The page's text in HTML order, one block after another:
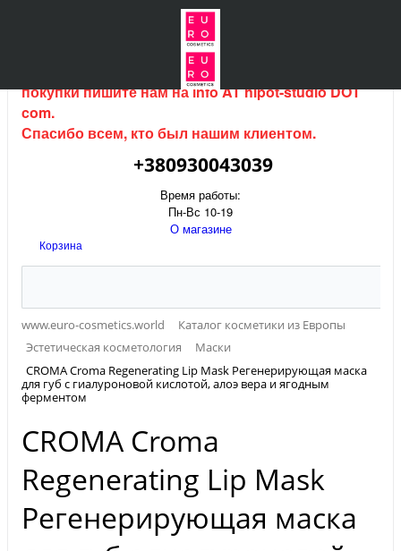
Интернет магазин (данный сайт) продается, для
покупки пишите нам наinfo AT hipot-studio DOT
com.
Спасибо всем, кто был нашим клиентом.
+380930043039
Время работы:
Пн-Вс 10-19
О магазине
Корзина
www.euro-cosmetics.world
Каталог косметики из Европы
Эстетическая косметология
Маски
CROMA Croma Regenerating Lip Mask Регенерирующая маска
для губ с гиалуроновой кислотой, алоэ вера и ягодным
ферментом
CROMA Croma
Regenerating Lip Mask
Регенерирующая маска